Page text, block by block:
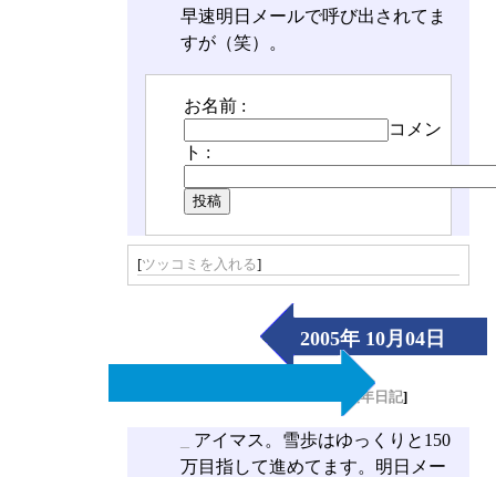
早速明日メールで呼び出されてま
すが（笑）。
お名前 :
コメン
ト :
[ツッコミを入れる]
2005年 10月04日
（Tue）
長年日記]
アイマス。雪歩はゆっくりと150
万目指して進めてます。明日メー